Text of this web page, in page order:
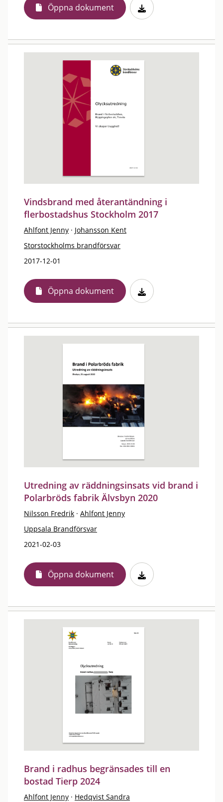
Öppna dokument
Vindsbrand med återantändning i
flerbostadshus Stockholm 2017
Ahlfont Jenny · Johansson Kent
Storstockholms brandförsvar
2017-12-01
Öppna dokument
Utredning av räddningsinsats vid brand i
Polarbröds fabrik Älvsbyn 2020
Nilsson Fredrik · Ahlfont Jenny
Uppsala Brandförsvar
2021-02-03
Öppna dokument
Brand i radhus begränsades till en
bostad Tierp 2024
Ahlfont Jenny · Hedqvist Sandra